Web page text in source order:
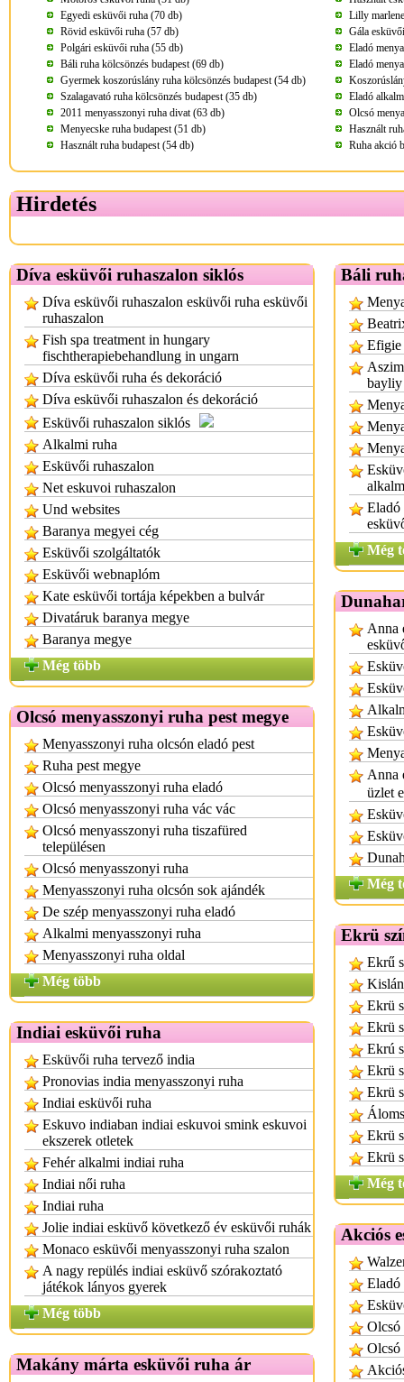
Egyedi esküvői ruha (70 db)
Lilly
Rövid esküvői ruha (57 db)
Gála
Polgári esküvői ruha (55 db)
Eladó
Báli ruha kölcsönzés budapest (69 db)
Eladó
Gyermek koszorúslány ruha kölcsönzés budapest (54 db)
Szalagavató ruha kölcsönzés budapest (35 db)
Eladó
2011 menyasszonyi ruha divat (63 db)
Olcsó
Menyecske ruha budapest (51 db)
Használt
Használt ruha budapest (54 db)
Ruha akció
Hirdetés
Díva esküvői ruhaszalon siklós
Díva esküvői ruhaszalon esküvői ruha esküvői
ruhaszalon
Fish spa treatment in hungary
fischtherapiebehandlung in ungarn
Díva esküvői ruha és dekoráció
Díva esküvői ruhaszalon és dekoráció
Esküvői ruhaszalon siklós
Alkalmi ruha
Esküvői ruhaszalon
Net eskuvoi ruhaszalon
Und websites
Baranya megyei cég
Esküvői szolgáltatók
Esküvői webnaplóm
Kate esküvői tortája képekben a bulvár
Divatáruk baranya megye
Baranya megye
Még több
Olcsó menyasszonyi ruha pest megye
Menyasszonyi ruha olcsón eladó pest
Ruha pest megye
Olcsó menyasszonyi ruha eladó
Olcsó menyasszonyi ruha vác vác
Olcsó menyasszonyi ruha tiszafüred
településen
Olcsó menyasszonyi ruha
Menyasszonyi ruha olcsón sok ajándék
De szép menyasszonyi ruha eladó
Alkalmi menyasszonyi ruha
Menyasszonyi ruha oldal
Még több
Indiai esküvői ruha
Esküvői ruha tervező india
Pronovias india menyasszonyi ruha
Indiai esküvői ruha
Eskuvo indiaban indiai eskuvoi smink eskuvoi
ekszerek otletek
Fehér alkalmi indiai ruha
Indiai női ruha
Indiai ruha
Jolie indiai esküvő következő év esküvői ruhák
Monaco esküvői menyasszonyi ruha szalon
A nagy repülés indiai esküvő szórakoztató
játékok lányos gyerek
Még több
Makány márta esküvői ruha ár
Báli
Efigie
bayliy
Eladó
Még
Anna
Anna
üzlet
Még
Ekrü
Ekrű
Ekrü
Ekrü
Ekrú
Ekrü
Ekrü
Ekrü
Ekrü
Még
Akciós
Eladó
Olcsó
Olcsó